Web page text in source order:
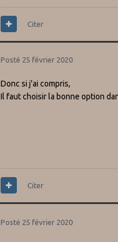
Citer
Posté 25 février 2020
Donc si j'ai compris,
Il faut choisir la bonne option
Citer
Posté 25 février 2020